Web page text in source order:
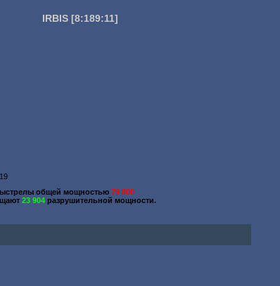
IRBIS [8:189:11]
общей мощностью79 800
23 904 разрушительной мощности.